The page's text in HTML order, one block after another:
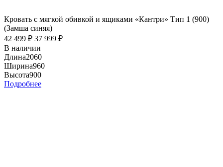
Кровать с мягкой обивкой и ящиками «Кантри» Тип 1 (900)
(Замша синяя)
42 499₽ 37 999 ₽
В наличии
Длина2060
Ширина960
Высота900
Подробнее